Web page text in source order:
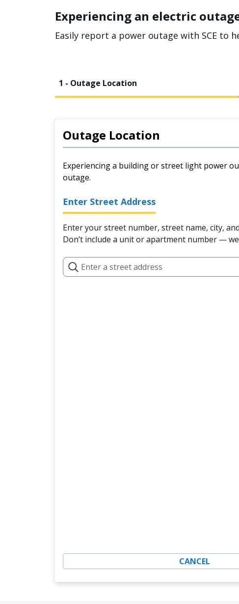
Experiencing an electric
Easily report a power outage with SCE to
1 - Outage Location
Outage Location
Experiencing a building or street light power
outage.
Enter Street Address
Enter your street number, street name, city,
Don’t include a unit or apartment number —
CANCEL